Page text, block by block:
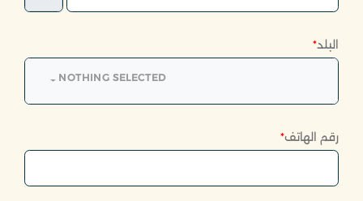
البلد*
NOTHING SELECTED
رقم الهاتف*